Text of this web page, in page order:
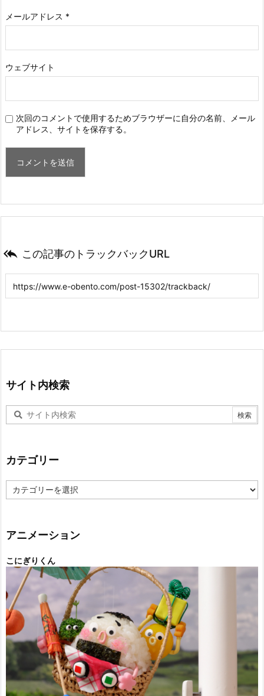
メールアドレス *
ウェブサイト
次回のコメントで使用するためブラウザーに自分の名前、メール
アドレス、サイトを保存する。
 この記事のトラックバックURL
サイト内検索
カテゴリー
テ
ー
アニメーション
こにぎりくん